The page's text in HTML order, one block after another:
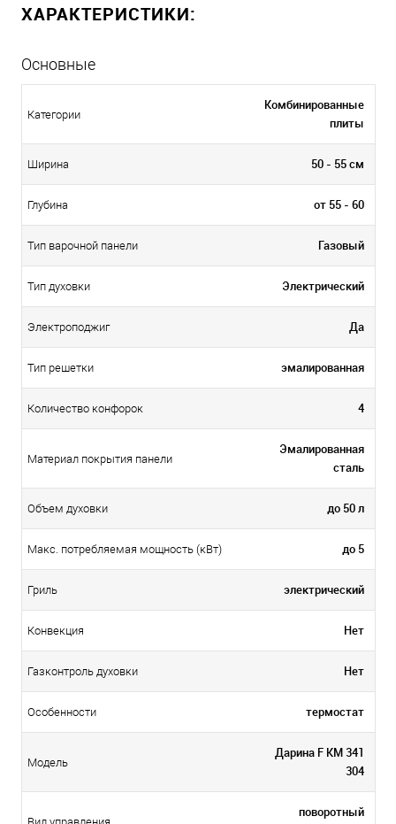
ХАРАКТЕРИСТИКИ:
Основные
Категории
Комбинированные
плиты
Ширина 50 - 55 см
Глубина от 55 - 60
Тип варочной панели Газовый
Тип духовки Электрический
Электроподжиг Да
Тип решетки эмалированная
Количество конфорок 4
Материал покрытия панели
Эмалированная
сталь
Объем духовки до 50 л
Макс. потребляемая мощность (кВт) до 5
Гриль электрический
Конвекция Нет
Газконтроль духовки Нет
Особенности термостат
Модель
Дарина F KM 341
304
поворотный